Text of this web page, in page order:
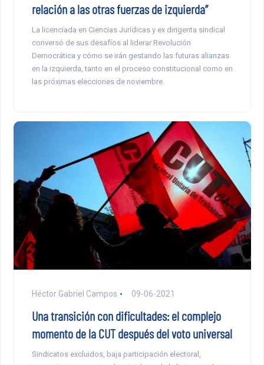
relación a las otras fuerzas de izquierda”
La licenciada en Ciencias Jurídicas y ex dirigenta sindical
conversó de sus desafíos al liderar Revolución
Democrática y cómo se irán gestando las futuras alianzas
en la izquierda, tanto en el proceso constitucional como en
las próximas elecciones de noviembre.
Héctor Gabriel Campos 09-06-2021
Una transición con dificultades: el complejo
momento de la CUT después del voto universal
Sindicatos excluidos, baja participación electoral,